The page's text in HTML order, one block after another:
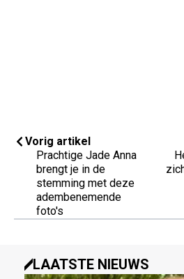
Vorig artikel
Prachtige Jade Anna
brengt je in de
stemming met deze
adembenemende
foto's
LAATSTE NIEUWS